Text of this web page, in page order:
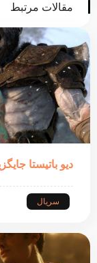
مقالات مرتبط
دیو باتیستا
سریال